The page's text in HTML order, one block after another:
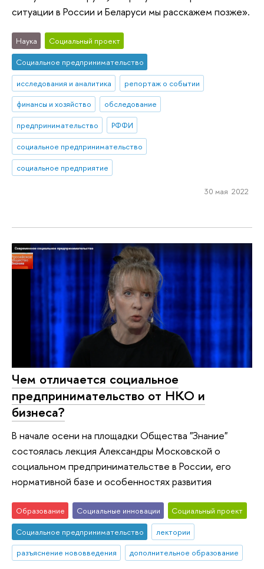
ситуации в России и Беларуси мы расскажем позже».
Наука
Социальный проект
Социальное предпринимательство
исследования и аналитика
репортаж о событии
финансы и хозяйство
обследование
предпринимательство
РФФИ
социальное предпринимательство
социальное предприятие
30 мая 2022
Чем отличается социальное
предпринимательство от НКО и
бизнеса?
В начале осени на площадки Общества "Знание"
состоялась лекция Александры Московской о
социальном предпринимательстве в России, его
нормативной базе и особенностях развития
Образование Социальные инновации
Социальный проект
Социальное предпринимательство
лектории
разъяснение нововведения
дополнительное образование